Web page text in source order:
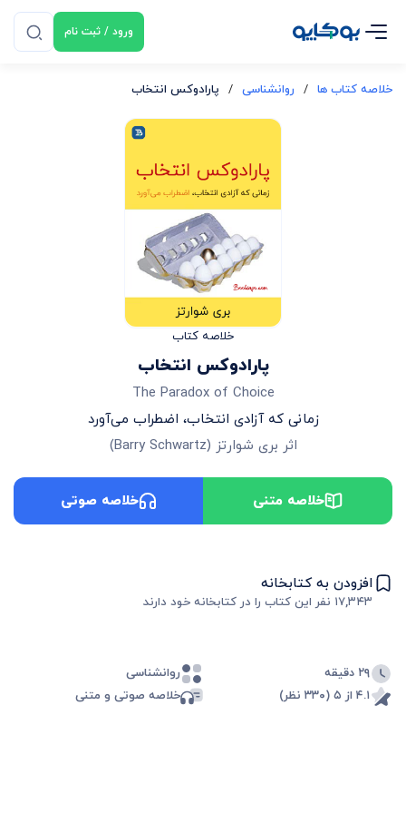
ورود / ثبت نام
خلاصه کتاب ها / روانشناسی / پارادوکس انتخاب
خلاصه کتاب
پارادوکس انتخاب
The Paradox of Choice
زمانی که آزادی انتخاب، اضطراب می‌آورد
اثر بری شوارتز (
Barry Schwartz
)
خلاصه متنی خلاصه صوتی
افزودن به کتابخانه
۱۷,۳۴۳ نفر این کتاب را در کتابخانه خود دارند
۲۹ دقیقه
روانشناسی
۴.۱ از ۵ (۳۳۰ نظر)
خلاصه صوتی و متنی